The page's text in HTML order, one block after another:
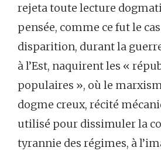
rejeta toute lecture
pensée, comme ce fut le
disparition, durant la
à l’Est, naquirent les «
populaires », où le
dogme creux, récité
utilisé pour dissimuler la
tyrannie des régimes, à